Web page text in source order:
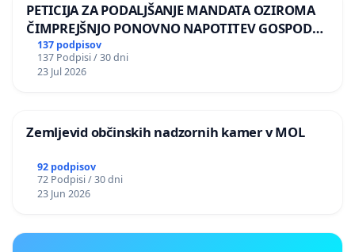
PETICIJA ZA PODALJŠANJE MANDATA OZIROMA
ČIMPREJŠNJO PONOVNO NAPOTITEV GOSPODA
BERNARDA ŠRAJNERJA NA VELEPOSLANIŠTVO
REPUBLIKE SLOVENIJE V MOSKVI
137 podpisov
137 Podpisi / 30 dni
23 Jul 2026
Zemljevid občinskih nadzornih kamer v MOL
92 podpisov
72 Podpisi / 30 dni
23 Jun 2026